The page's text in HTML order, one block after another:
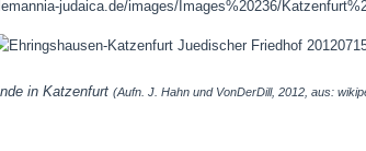
in Katzenfurt (Aufn. J. Hahn und VonDerDill, 2012, aus: